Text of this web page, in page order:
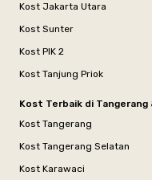
Kost Jakarta Utara
Kost Sunter
Kost PIK 2
Kost Tanjung Priok
Kost Terbaik di Tangerang
Kost Tangerang
Kost Tangerang Selatan
Kost Karawaci